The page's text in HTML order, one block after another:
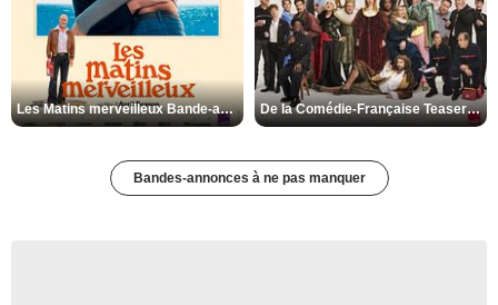
Les Matins merveilleux Bande-annonce VF De la Comédie-Française Teaser VF
Bandes-annonces à ne pas manquer